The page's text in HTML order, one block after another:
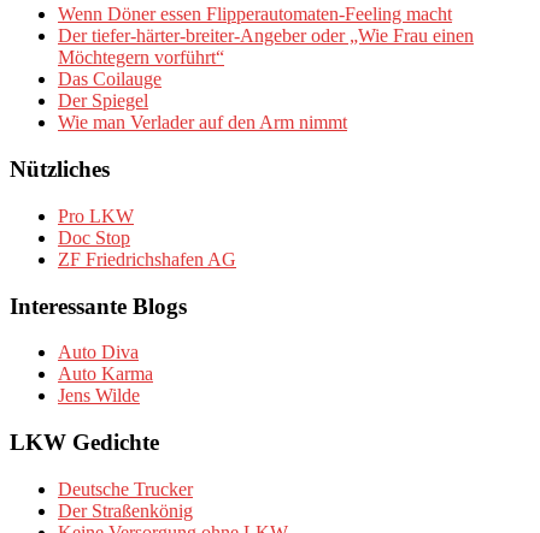
Wenn Döner essen Flipperautomaten-Feeling macht
Der tiefer-härter-breiter-Angeber oder „Wie Frau einen
Möchtegern vorführt“
Das Coilauge
Der Spiegel
Wie man Verlader auf den Arm nimmt
Nützliches
Pro LKW
Doc Stop
ZF Friedrichshafen AG
Interessante Blogs
Auto Diva
Auto Karma
Jens Wilde
LKW Gedichte
Deutsche Trucker
Der Straßenkönig